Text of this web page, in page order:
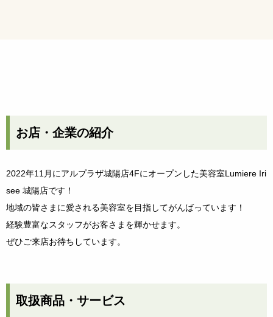
お店・企業の紹介
2022年11月にアルプラザ城陽店4Fにオープンした美容室Lumiere Iri
see 城陽店です！
地域の皆さまに愛される美容室を目指してがんばっています！
経験豊富なスタッフがお客さまを輝かせます。
ぜひご来店お待ちしています。
取扱商品・サービス